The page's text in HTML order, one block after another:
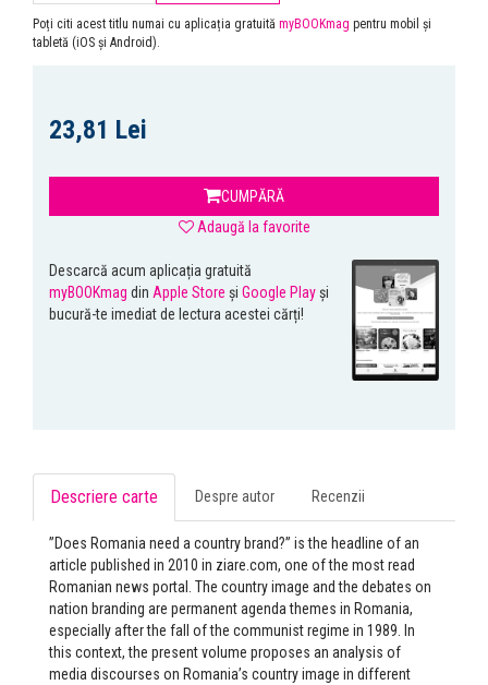
Poți citi acest titlu numai cu aplicația gratuită myBOOKmag pentru mobil și
tabletă (iOS și Android).
23,81 Lei
CUMPĂRĂ
Adaugă la favorite
Descarcă acum aplicația gratuită
myBOOKmag din Apple Store și Google Playși
bucură-te imediat de lectura acestei cărți!
Descriere carte Despre autor Recenzii
”Does Romania need a country brand?” is the headline of an
article published in 2010 in ziare.com, one of the most read
Romanian news portal. The country image and the debates on
nation branding are permanent agenda themes in Romania,
especially after the fall of the communist regime in 1989. In
this context, the present volume proposes an analysis of
media discourses on Romania’s country image in different